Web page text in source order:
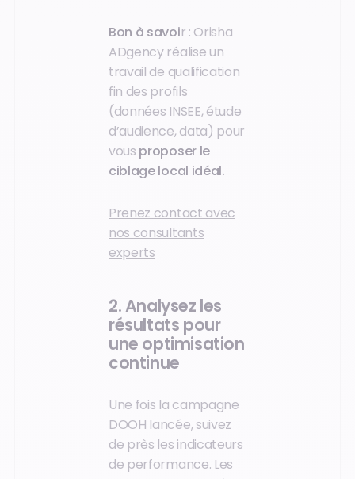
Bon à savoir : Orisha
ADgency réalise un
travail de qualification
fin des profils
(données INSEE, étude
d’audience, data) pour
vous proposer le
ciblage local idéal.
Prenez contact avec
nos consultants
experts
2. Analysez les
résultats pour
une optimisation
continue
Une fois la campagne
DOOH lancée, suivez
de près les indicateurs
de performance. Les